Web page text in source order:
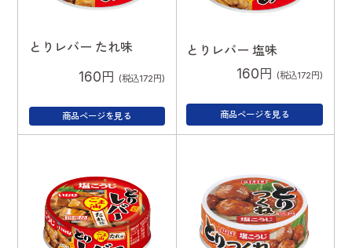
とりレバー たれ味
160円 (税込172円)
商品ページを見る
とりレバー 塩味
160円 (税込172円)
商品ページを見る